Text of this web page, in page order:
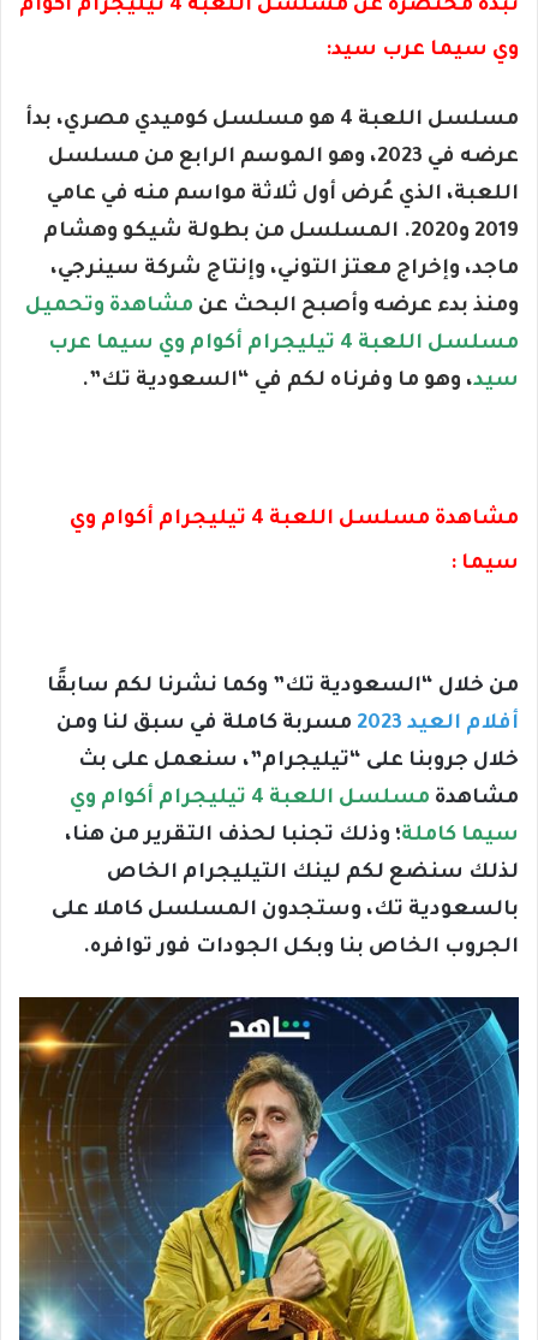
نبذة مختصرة عن مسلسل اللعبة 4 تيليجرام أكوام
وي سيما عرب سيد:
مسلسل اللعبة 4 هو مسلسل كوميدي مصري، بدأ
عرضه في 2023، وهو الموسم الرابع من مسلسل
اللعبة، الذي عُرض أول ثلاثة مواسم منه في عامي
2019 و2020. المسلسل من بطولة شيكو وهشام
ماجد، وإخراج معتز التوني، وإنتاج شركة سينرجي،
ومنذ بدء عرضه وأصبح البحث عن مشاهدة وتحميل
مسلسل اللعبة 4 تيليجرام أكوام وي سيما عرب
سيد، وهو ما وفرناه لكم في “السعودية تك”.
مشاهدة مسلسل اللعبة 4 تيليجرام أكوام وي
سيما :
من خلال “السعودية تك” وكما نشرنا لكم سابقًا
أفلام العيد 2023
مسربة كاملة في سبق لنا ومن
خلال جروبنا على “تيليجرام”، سنعمل على بث
مشاهدة
مسلسل اللعبة 4 تيليجرام أكوام وي
سيما كاملة؛ وذلك تجنبا لحذف التقرير من هنا،
لذلك سنضع لكم لينك التيليجرام الخاص
بالسعودية تك، وستجدون المسلسل كاملا على
الجروب الخاص بنا وبكل الجودات فور توافره.